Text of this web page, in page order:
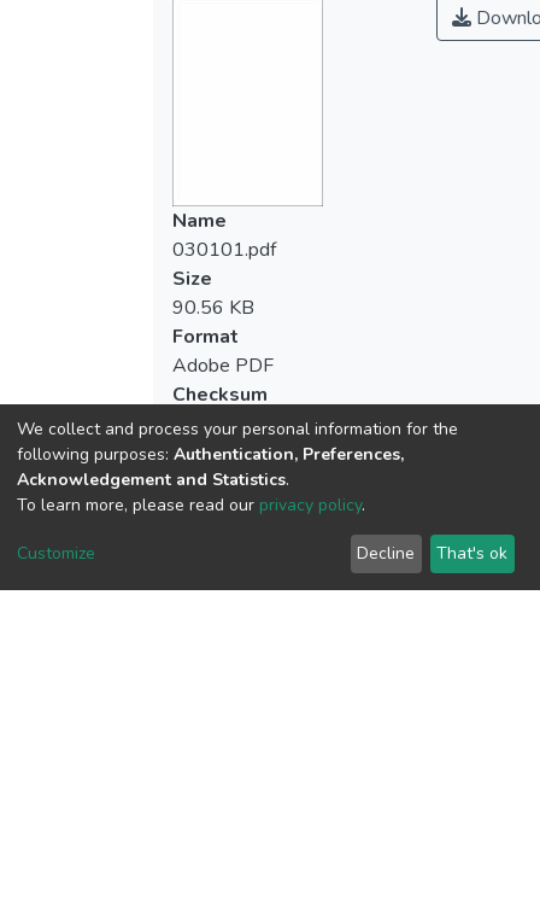
Name
030101.pdf
Size
90.56 KB
Format
Adobe PDF
Checksum
We collect and process your personal information for the
following purposes: Authentication, Preferences,
Acknowledgement and Statistics.
To learn more, please read our privacy policy.
Customize Decline That's ok